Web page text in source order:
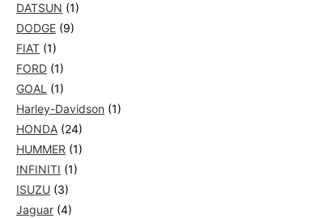
DATSUN (1)
DODGE (9)
FIAT (1)
FORD (1)
GOAL (1)
Harley-Davidson (1)
HONDA (24)
HUMMER (1)
INFINITI (1)
ISUZU (3)
Jaguar (4)